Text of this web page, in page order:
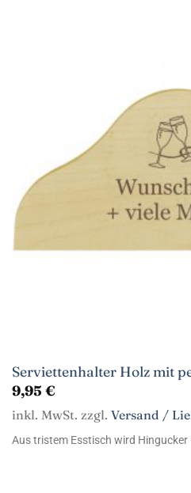
Serviettenhalter Holz mit
9,95 €
inkl. MwSt. zzgl. Versand /
Aus tristem Esstisch wird